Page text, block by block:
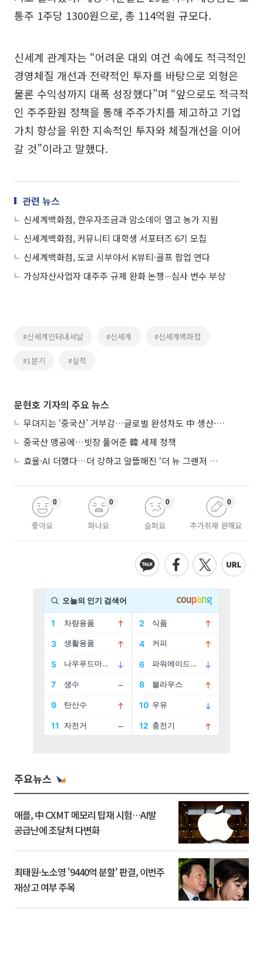
통주 1주당 1300원으로, 총 114억원 규모다.
신세계 관계자는 “어려운 대외 여건 속에도 적극적인
경영체질 개선과 전략적인 투자를 바탕으로 외형은
물론 수익성까지 대폭 성장했다”며 “앞으로도 적극적
인 주주환원 정책을 통해 주주가치를 제고하고 기업
가치 향상을 위한 지속적인 투자와 체질개선을 이어
갈 것”이라고 말했다.
관련 뉴스
신세계백화점, 한우자조금과 암소데이 열고 농가 지원
신세계백화점, 커뮤니티 대학생 서포터즈 6기 모집
신세계백화점, 도쿄 시부야서 K뷰티·골프 팝업 연다
가상자산사업자 대주주 규제 완화 논쟁∙∙∙심사 변수 부상
#신세계인터내셔날 #신세계 #신세계백화점
#1분기 #실적
문현호 기자의 주요 뉴스
무뎌지는 ‘중국산’ 거부감…글로벌 완성차도 中 생산·협력 확대
중국산 맹공에…빗장 풀어준 韓 세제 정책
효율·AI 더했다…더 강하고 알뜰해진 ‘더 뉴 그랜저 하이브리드’
좋아요
0
화나요
0
슬퍼요
0
추가취재 원해요
0
주요뉴스
애플, 中 CXMT 메모리 탑재 시험…AI발
공급난에 조달처 다변화
최태원·노소영 '9440억 분할' 판결, 이번주
재상고 여부 주목